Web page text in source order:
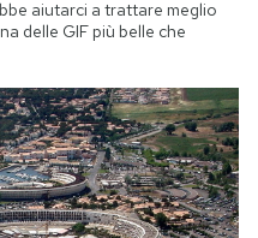
aiutarci a trattare meglio
delle GIF più belle che